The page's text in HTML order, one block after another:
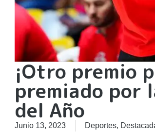
¡Otro premio
premiado por
del Año
Junio 13, 2023 Deportes,